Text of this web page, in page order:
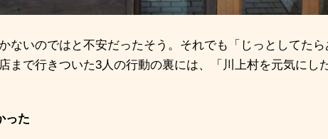
ないのではと不安だったそう。それでも「じっとしてた
まで行きついた3人の行動の裏には、「川上村を元気にし
った